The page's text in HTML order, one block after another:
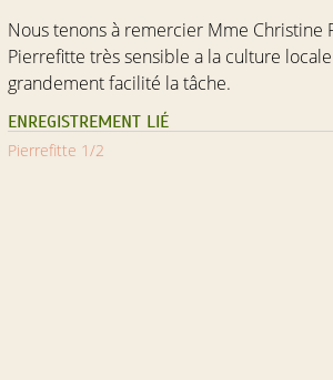
Nous tenons à remercier Mme Christine
Pierrefitte très sensible a la culture
grandement facilité la tâche.
ENREGISTREMENT LIÉ
Pierrefitte 1/2